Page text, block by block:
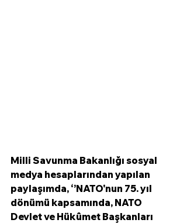
Milli Savunma Bakanlığı sosyal
medya hesaplarından yapılan
paylaşımda, ‘’NATO'nun 75. yıl
dönümü kapsamında, NATO
Devlet ve Hükûmet Başkanları